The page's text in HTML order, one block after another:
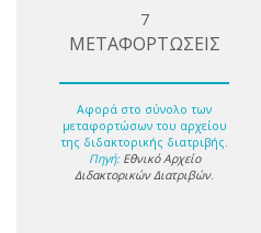
7
ΜΕΤΑΦΟΡΤΩΣΕΙΣ
Αφορά στο σύνολο των
μεταφορτώσων του αρχείου
της διδακτορικής διατριβής.
Πηγή: Εθνικό Αρχείο
Διδακτορικών Διατριβών.